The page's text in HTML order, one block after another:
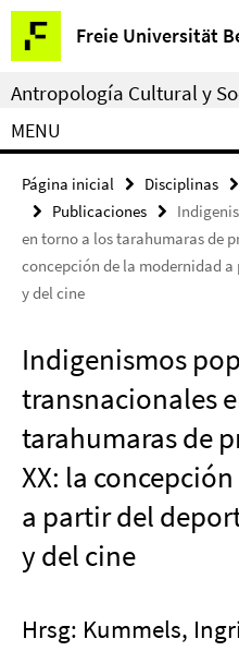
Springe
direkt
zu
Inhalt
Freie Universität
Herramientas
de
navegación
Antropología Cultural y
MENU
Página inicial Disciplinas
Publicaciones
en torno a los tarahumaras de
concepción de la modernidad
y del cine
Indigenismos
transnacionales
tarahumaras de
XX: la
a partir del
y del cine
Hrsg: Kummels,